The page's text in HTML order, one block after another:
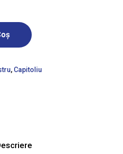
, Capitoliu